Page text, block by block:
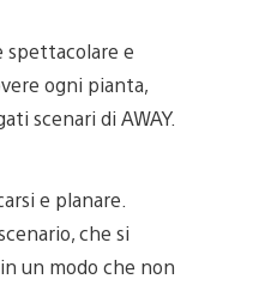
spettacolare e
ogni pianta,
scenari di AWAY.
e planare.
che si
un modo che non